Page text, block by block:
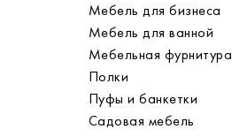
Мебель для бизнеса
Мебель для ванной
Мебельная фурнитура
Полки
Пуфы и банкетки
Садовая мебель